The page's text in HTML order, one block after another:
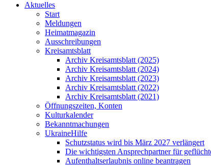
Aktuelles
Start
Meldungen
Heimatmagazin
Ausschreibungen
Kreisamtsblatt
Archiv Kreisamtsblatt (2025)
Archiv Kreisamtsblatt (2024)
Archiv Kreisamtsblatt (2023)
Archiv Kreisamtsblatt (2022)
Archiv Kreisamtsblatt (2021)
Öffnungszeiten, Konten
Kulturkalender
Bekanntmachungen
UkraineHilfe
Schutzstatus wird bis März 2027 verlängert
Die wichtigsten Ansprechpartner für
Aufenthaltserlaubnis online beantragen